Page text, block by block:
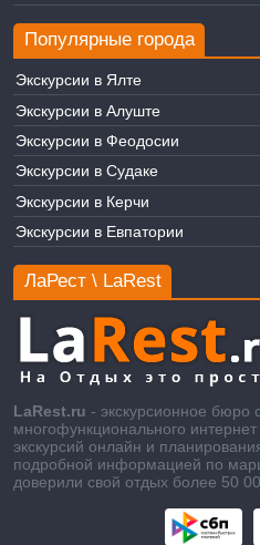
Популярные города
Экскурсии в Ялте
Экскурсии в Алуште
Экскурсии в Феодосии
Экскурсии в Судаке
Экскурсии в Керчи
Экскурсии в Евпатории
ЛаРест \ LaRest
LaRest.ru - экскурсионное бюро
многофункционального
экскурсий онлайн и
подробной информацией по
доверили свой отдых более 50